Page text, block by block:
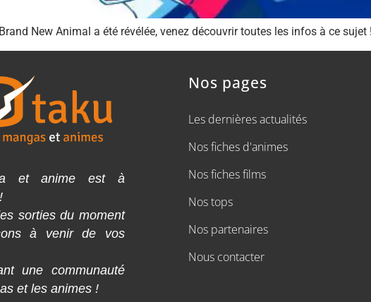
New Animal a été révélée, venez découvrir toutes les infos à ce sujet !
et anime est à
sorties du moment
à venir de vos
une communauté
et les animes !
Nos pages
Les dernières actualités
Nos fiches d'animes
Nos fiches films
Nos tops
Nos partenaires
Nous contacter